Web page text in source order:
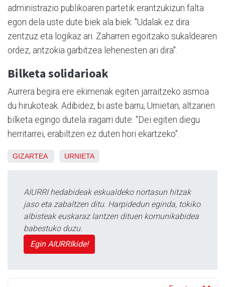
administrazio publikoaren partetik erantzukizun falta
egon dela uste dute biek ala biek: "Udalak ez dira
zentzuz eta logikaz ari. Zaharren egoitzako sukaldearen
ordez, antzokia garbitzea lehenesten ari dira".
Bilketa solidarioak
Aurrera begira ere ekimenak egiten jarraitzeko asmoa
du hirukoteak. Adibidez, bi aste barru, Urnietan, altzarien
bilketa egingo dutela iragarri dute: "Dei egiten diegu
herritarrei, erabiltzen ez duten hori ekartzeko".
GIZARTEA URNIETA
AIURRI hedabideak eskualdeko nortasun hitzak
jaso eta zabaltzen ditu. Harpidedun eginda, tokiko
albisteak euskaraz lantzen dituen komunikabidea
babestuko duzu.
Egin AIURRIkide!